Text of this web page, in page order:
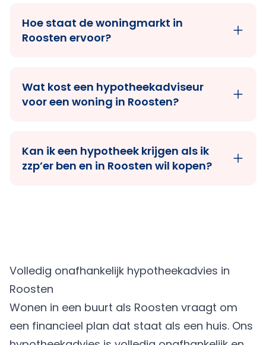
Hoe staat de woningmarkt in
Roosten ervoor?
Wat kost een hypotheekadviseur
voor een woning in Roosten?
Kan ik een hypotheek krijgen als ik
zzp’er ben en in Roosten wil kopen?
Volledig onafhankelijk hypotheekadvies in
Roosten
Wonen in een buurt als Roosten vraagt om
een financieel plan dat staat als een huis. Ons